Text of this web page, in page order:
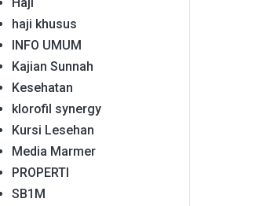
haji khusus
INFO UMUM
Kajian Sunnah
Kesehatan
klorofil synergy
Kursi Lesehan
Media Marmer
PROPERTI
SB1M